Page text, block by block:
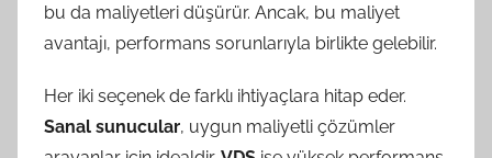
bu da maliyetleri düşürür. Ancak, bu maliyet
avantajı, performans sorunlarıyla birlikte gelebilir.
Her iki seçenek de farklı ihtiyaçlara hitap eder.
Sanal sunucular, uygun maliyetli çözümler